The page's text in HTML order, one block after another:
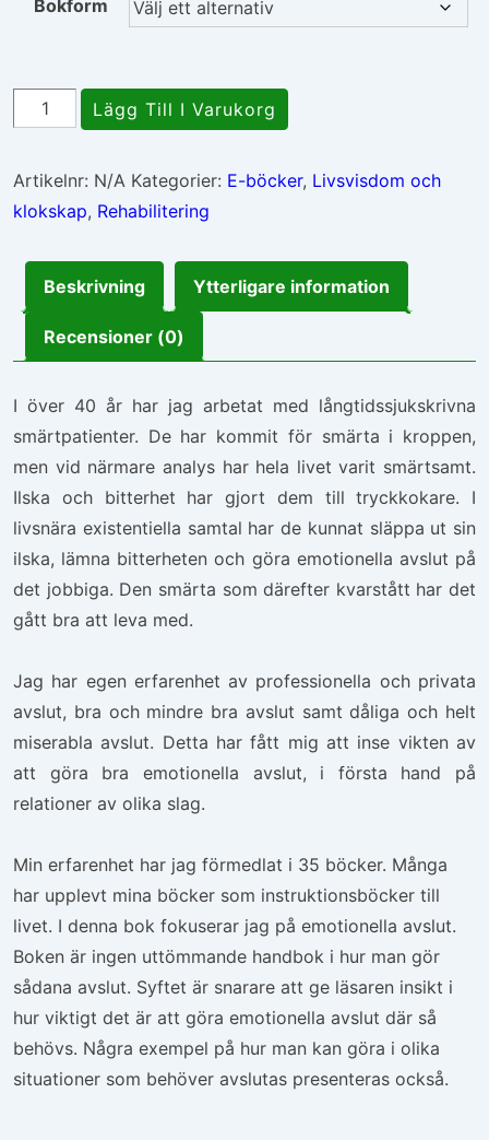
Bokform
Emotionella
avslut
Lägg Till I Varukorg
Artikelnr: N/A Kategorier: E-böcker, Livsvisdom och
klokskap, Rehabilitering
Beskrivning Ytterligare information
Recensioner (0)
I över 40 år har jag arbetat med långtidssjukskrivna
smärtpatienter. De har kommit för smärta i kroppen,
men vid närmare analys har hela livet varit smärtsamt.
Ilska och bitterhet har gjort dem till tryckkokare. I
livsnära existentiella samtal har de kunnat släppa ut sin
ilska, lämna bitterheten och göra emotionella avslut på
det jobbiga. Den smärta som därefter kvarstått har det
gått bra att leva med.
Jag har egen erfarenhet av professionella och privata
avslut, bra och mindre bra avslut samt dåliga och helt
miserabla avslut. Detta har fått mig att inse vikten av
att göra bra emotionella avslut, i första hand på
relationer av olika slag.
Min erfarenhet har jag förmedlat i 35 böcker. Många
har upplevt mina böcker som instruktionsböcker till
livet. I denna bok fokuserar jag på emotionella avslut.
Boken är ingen uttömmande handbok i hur man gör
sådana avslut. Syftet är snarare att ge läsaren insikt i
hur viktigt det är att göra emotionella avslut där så
behövs. Några exempel på hur man kan göra i olika
situationer som behöver avslutas presenteras också.